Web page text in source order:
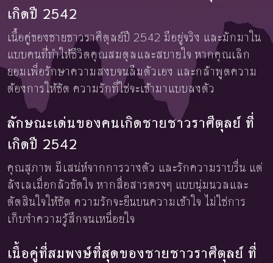
เกิดปี 2542
เนื้อคู่ของชายชาวราศีตุลย์ปี 2542 มีอยู่จริง และมักมาใน
แบบคนที่ทำให้ชีวิตคุณสมดุลและสบายใจ หากคุณเลิก
ยอมเพื่อรักษาความสงบจนลืมตัวเอง และกล้าพูดความ
ต้องการให้ชัด ความรักที่ใช่จะเข้ามาแบบลงตัว
ลักษณะเด่นของคนเกิดชายชาวราศีตุลย์ ที่
เกิดปี 2542
คุณสุภาพ มีเสน่ห์จากการวางตัว และรักความราบรื่น แต่
ลังเลเมื่อกลัวขัดใจ หากสื่อสารตรงๆ แบบนุ่มนวลและ
ตัดสินใจให้ชัด ความรักจะยืนบนความเข้าใจ ไม่ใช่การ
เก็บงำความรู้สึกจนเหนื่อยใจ
เนื้อคู่ที่สมพงษ์ที่สุดของชายชาวราศีตุลย์ ที่